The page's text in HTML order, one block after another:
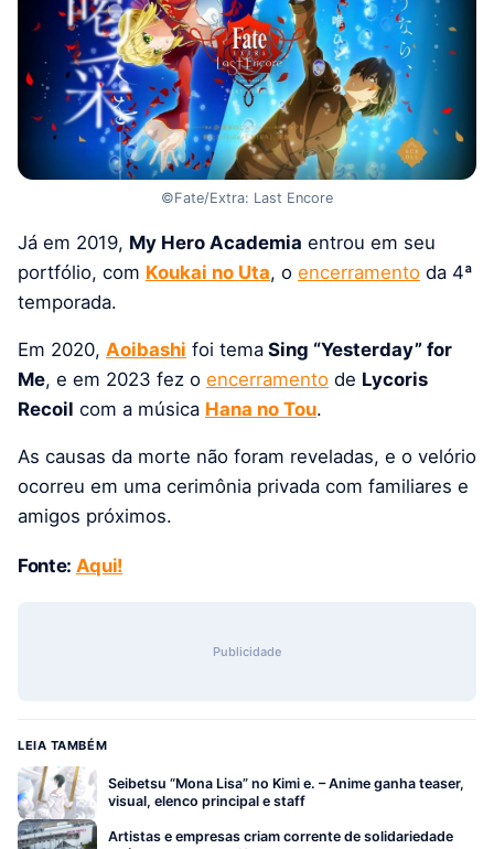
©Fate/Extra: Last Encore
Já em 2019, My Hero Academia entrou em seu
portfólio, com Koukai no Uta, o encerramento da 4ª
temporada.
Em 2020, Aoibashi foi tema Sing “Yesterday” for
Me, e em 2023 fez o encerramento de Lycoris
Recoil com a música Hana no Tou.
As causas da morte não foram reveladas, e o velório
ocorreu em uma cerimônia privada com familiares e
amigos próximos.
Fonte: Aqui!
Publicidade
LEIA TAMBÉM
Seibetsu “Mona Lisa” no Kimi e. – Anime ganha teaser,
visual, elenco principal e staff
Artistas e empresas criam corrente de solidariedade